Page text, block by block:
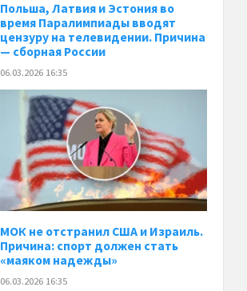
Польша, Латвия и Эстония во
время Паралимпиады вводят
цензуру на телевидении. Причина
— сборная России
06.03.2026 16:35
МОК не отстранил США и Израиль.
Причина: спорт должен стать
«маяком надежды»
06.03.2026 16:35